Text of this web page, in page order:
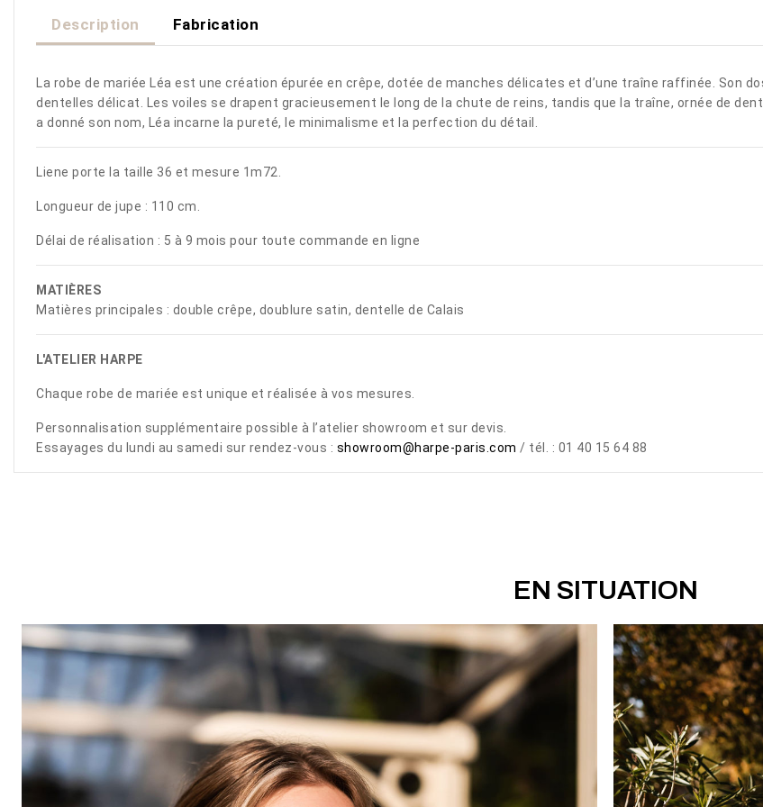
Description Fabrication
La robe de mariée Léa est une création épurée en crêpe, dotée de manches délicates et d’une traîne raffinée. Son
dentelles délicat. Les voiles se drapent gracieusement le long de la chute de reins, tandis que la traîne, ornée de
a donné son nom, Léa incarne la pureté, le minimalisme et la perfection du détail.
Liene porte la taille 36 et mesure 1m72.
Longueur de jupe : 110 cm.
Délai de réalisation : 5 à 9 mois pour toute commande en ligne
MATIÈRES
Matières principales : double crêpe, doublure satin, dentelle de Calais
L'ATELIER HARPE
Chaque robe de mariée est unique et réalisée à vos mesures.
Personnalisation supplémentaire possible à l’atelier showroom et sur devis.
Essayages du lundi au samedi sur rendez-vous : showroom@harpe-paris.com / tél. : 01 40 15 64 88
EN SITUATION